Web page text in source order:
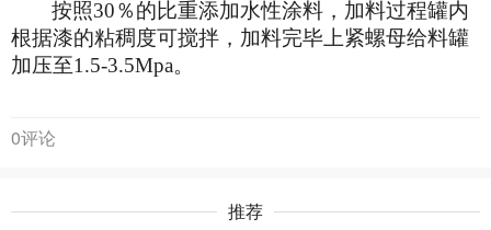
按照30％的比重添加水性涂料，加料过程罐内
根据漆的粘稠度可搅拌，加料完毕上紧螺母给料罐
加压至1 .5-3.5Mpa。
0评论
推荐